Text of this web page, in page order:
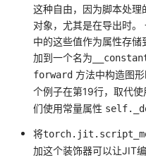
这种自由，因为脚本处
对象，尤其是在导出时。
中的这些值作为属性存
加到一个名为
forward方法中构造图形
个例子在第19行，取代使
们使用常量属性
将
加这个装饰器可以让JIT